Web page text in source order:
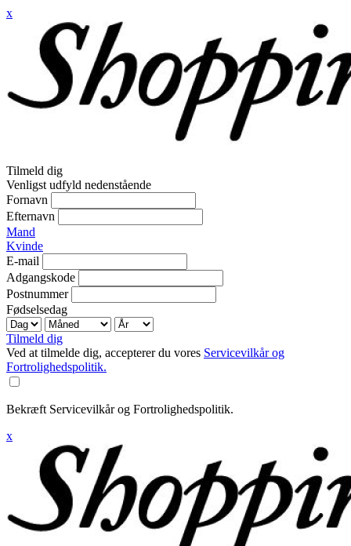
x
Tilmeld dig
Venligst udfyld nedenstående
Fornavn
Efternavn
Mand
Kvinde
E-mail
Adgangskode
Postnummer
Fødselsedag
Tilmeld dig
Ved at tilmelde dig, accepterer du vores Servicevilkår og
Fortrolighedspolitik.
Bekræft Servicevilkår og Fortrolighedspolitik.
x